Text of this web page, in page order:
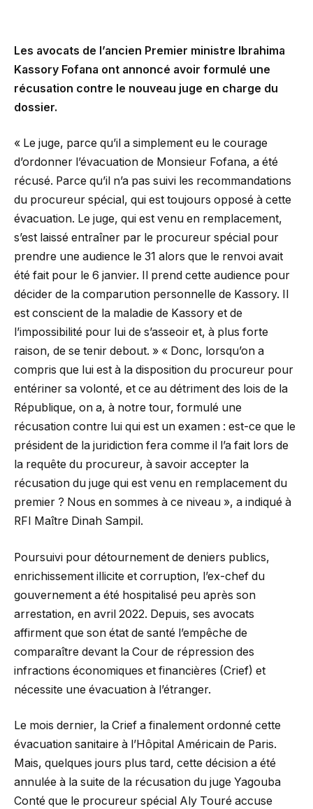
Les avocats de l’ancien Premier ministre Ibrahima
Kassory Fofana ont annoncé avoir formulé une
récusation contre le nouveau juge en charge du
dossier.
« Le juge, parce qu’il a simplement eu le courage
d’ordonner l’évacuation de Monsieur Fofana, a été
récusé. Parce qu’il n’a pas suivi les recommandations
du procureur spécial, qui est toujours opposé à cette
évacuation. Le juge, qui est venu en remplacement,
s’est laissé entraîner par le procureur spécial pour
prendre une audience le 31 alors que le renvoi avait
été fait pour le 6 janvier. Il prend cette audience pour
décider de la comparution personnelle de Kassory. Il
est conscient de la maladie de Kassory et de
l’impossibilité pour lui de s’asseoir et, à plus forte
raison, de se tenir debout. » « Donc, lorsqu’on a
compris que lui est à la disposition du procureur pour
entériner sa volonté, et ce au détriment des lois de la
République, on a, à notre tour, formulé une
récusation contre lui qui est un examen : est-ce que le
président de la juridiction fera comme il l’a fait lors de
la requête du procureur, à savoir accepter la
récusation du juge qui est venu en remplacement du
premier ? Nous en sommes à ce niveau », a indiqué à
RFI Maître Dinah Sampil.
Poursuivi pour détournement de deniers publics,
enrichissement illicite et corruption, l’ex-chef du
gouvernement a été hospitalisé peu après son
arrestation, en avril 2022. Depuis, ses avocats
affirment que son état de santé l’empêche de
comparaître devant la Cour de répression des
infractions économiques et financières (Crief) et
nécessite une évacuation à l’étranger.
Le mois dernier, la Crief a finalement ordonné cette
évacuation sanitaire à l’Hôpital Américain de Paris.
Mais, quelques jours plus tard, cette décision a été
annulée à la suite de la récusation du juge Yagouba
Conté que le procureur spécial Aly Touré accuse